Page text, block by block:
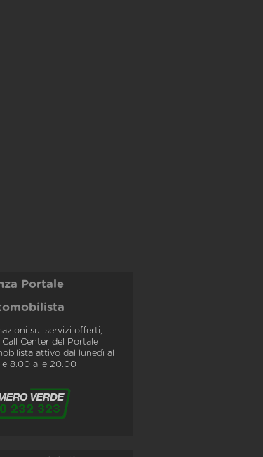
Portale
sui servizi offerti,
Center del Portale
attivo dal lunedì al
8.00 alle 20.00